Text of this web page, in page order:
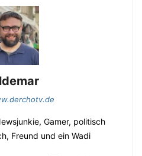
Gamer, politisch
Freund und ein Wadi